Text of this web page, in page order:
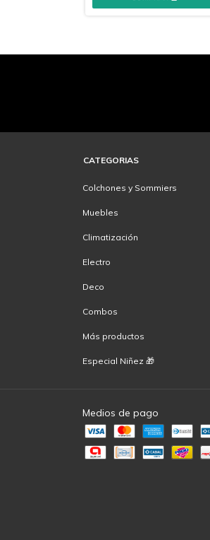
CATEGORIAS
Colchones y Sommiers
Muebles
Climatización
Electro
Deco
Combos
Más productos
Especial Niñez 🎁
Medios de pago